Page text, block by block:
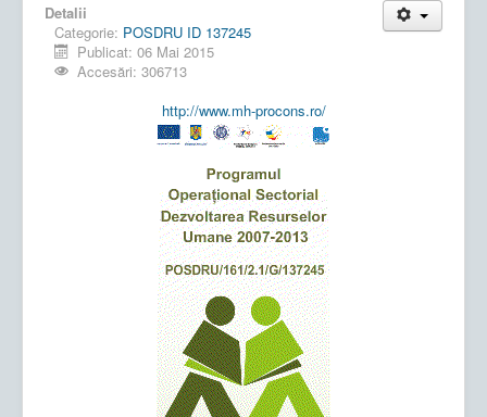
Detalii
Categorie: POSDRU ID 137245
Publicat: 06 Mai 2015
Accesări: 306713
http://www.mh-procons.ro/